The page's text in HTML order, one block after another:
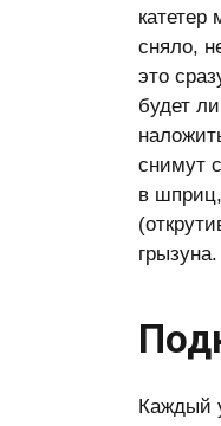
катетер
сняло,
это
будет
снимут
в
Каждый